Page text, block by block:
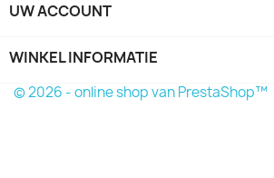
UW ACCOUNT
WINKEL INFORMATIE
© 2026 - online shop van PrestaShop™